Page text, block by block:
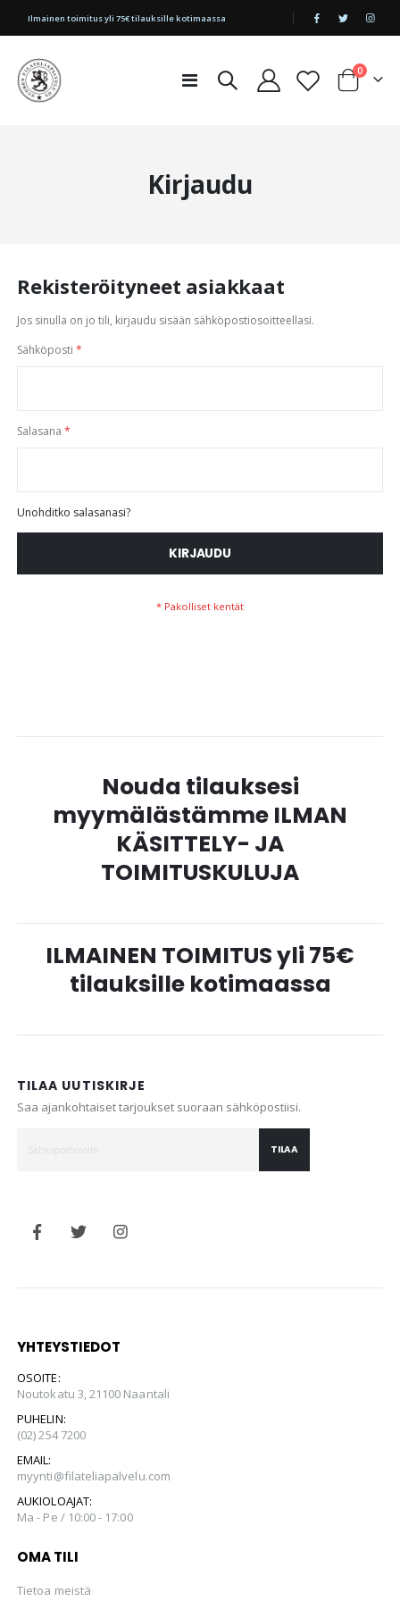
|
Ilmainen toimitus yli 75€ tilauksille kotimaassa
Toggle
Cart
0tuotetta
Kirjaudu
Rekisteröityneet asiakkaat
Jos sinulla on jo tili, kirjaudu sisään sähköpostiosoitteellasi.
Sähköposti
Salasana
Unohditko salasanasi?
KIRJAUDU
Nouda tilauksesi
myymälästämme ILMAN
KÄSITTELY- JA
TOIMITUSKULUJA
ILMAINEN TOIMITUS yli 75€
tilauksille kotimaassa
TILAA UUTISKIRJE
Saa ajankohtaiset tarjoukset suoraan sähköpostiisi.
TILAA
YHTEYSTIEDOT
OSOITE:
Noutokatu 3, 21100 Naantali
PUHELIN:
(02) 254 7200
EMAIL:
myynti@filateliapalvelu.com
AUKIOLOAJAT:
Ma - Pe / 10:00 - 17:00
OMA TILI
Tietoa meistä